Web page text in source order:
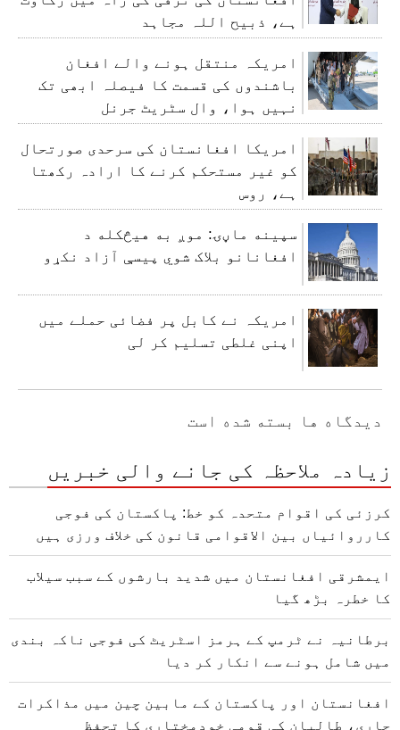
ہے، ذبیح اللہ مجاہد
امریکہ منتقل ہونے والے افغان
باشندوں کی قسمت کا فیصلہ ابھی تک
نہیں ہوا، وال سٹریٹ جرنل
امریکا افغانستان کی سرحدی صورتحال
کو غیر مستحکم کرنے کا ارادہ رکھتا
ہے، روس
سپینه ماڼۍ: موږ به هیڅکله د
افغانانو بلاک شوي پیسې آزاد نکړو
امریکہ نے کابل پر فضائی حملے میں
اپنی غلطی تسلیم کر لی
دیدگاه ها بسته شده است
زیادہ ملاحظہ کی جانے والی خبریں
کرزئی کی اقوام متحدہ کو خط: پاکستان کی فوجی
کارروائیاں بین الاقوامی قانون کی خلاف ورزی ہیں
ایمشرقی افغانستان میں شدید بارشوں کے سبب سیلاب
کا خطرہ بڑھ گیا
برطانیہ نے ٹرمپ کے ہرمز اسٹریٹ کی فوجی ناکہ بندی
میں شامل ہونے سے انکار کر دیا
افغانستان اور پاکستان کے مابین چین میں مذاکرات
جاری، طالبان کی قومی خودمختاری کا تحفظ